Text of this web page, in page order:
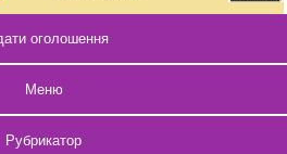
оголошення
Меню
Рубрикатор